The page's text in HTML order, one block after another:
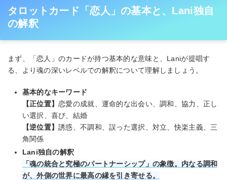
タロットカード「恋人」の基本と、Lani独自
の解釈
まず、「恋人」のカードが持つ基本的な意味と、Laniが提唱す
る、より魂の深いレベルでの解釈について理解しましょう。
基本的なキーワード
【正位置】恋愛の成就、運命的な出会い、調和、協力、正し
い選択、喜び、結婚
【逆位置】誘惑、不調和、誤った選択、対立、快楽主義、三
角関係
Lani独自の解釈
「魂の統合と究極のパートナーシップ」の象徴。内なる調和
が、外側の世界に最高の縁を引き寄せる。